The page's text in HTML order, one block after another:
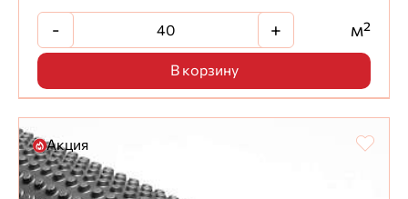
- + м²
В корзину
Акция